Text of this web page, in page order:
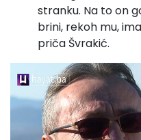
stranku. Na to on
brini, rekoh mu,
priča Švrakić.